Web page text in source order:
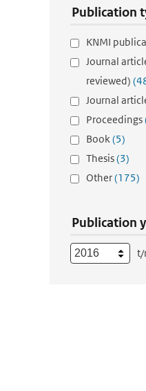
Publication
KNMI
Journal
reviewed)
Journal
Proceedings
Book(5)
Thesis(3)
Other(175)
Publication
t/